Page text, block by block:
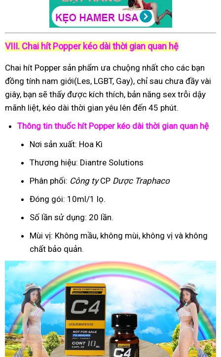
VIII. Chai hít Popper kéo dài thời gian quan hệ
Chai hít Popper sản phẩm ưa chuộng nhất cho các bạn
đồng tính nam giới(Les, LGBT, Gay), chỉ sau chưa đầy vài
giây, bạn sẽ thấy được kích thích, bản năng sex trỗi dậy
mãnh liệt, kéo dài thời gian yêu lên đến 45 phút.
Thông tin thuốc hít Popper kéo dài thời gian quan hệ
Nơi sản xuất: Hoa Kì
Thương hiệu: Diantre Solutions
Phân phối: Công tyCP Dược Traphaco
Đóng gói: 10ml/1 lọ.
Số lần sử dụng: 20 lần.
Mùi vị: Không mầu, không mùi, không vị và không
chất bảo quản.